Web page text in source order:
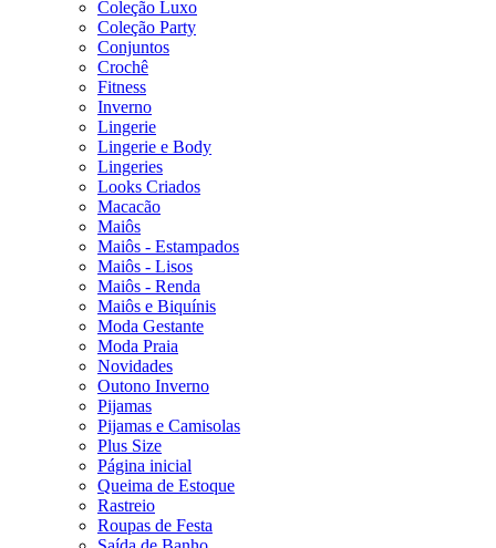
Coleção Luxo
Coleção Party
Conjuntos
Crochê
Fitness
Inverno
Lingerie
Lingerie e Body
Lingeries
Looks Criados
Macacão
Maiôs
Maiôs - Estampados
Maiôs - Lisos
Maiôs - Renda
Maiôs e Biquínis
Moda Gestante
Moda Praia
Novidades
Outono Inverno
Pijamas
Pijamas e Camisolas
Plus Size
Página inicial
Queima de Estoque
Rastreio
Roupas de Festa